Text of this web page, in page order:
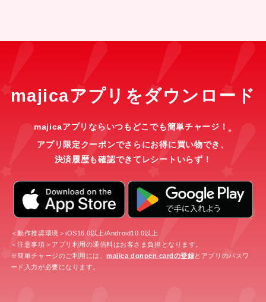
majicaアプリをダウンロード
majicaアプリならいつもどこでも簡単チャージ！ ※
アプリ限定クーポンでさらにお得に買い物でき、
決済履歴も確認できてレシートいらず！
＜動作推奨環境＞iOS16.0以上/Android10.0以上
＜注意事項＞アプリ利用の通信料はお客さま負担となります。
※簡単チャージのご利用には、majica donpen cardの登録とアプリのパスワ
ード入力が必要になります。